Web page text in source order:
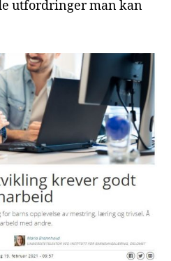
utfordringer man kan